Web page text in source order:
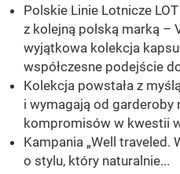
Polskie Linie Lotnicze
z kolejną polską marką –
wyjątkowa kolekcja
współczesne podejście
Kolekcja powstała z
i wymagają od garderoby
kompromisów w kwestii
Kampania „Well traveled.
o stylu, który naturalnie...